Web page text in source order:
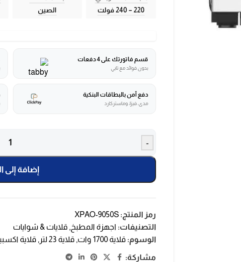
220 – 240 فولت الصين
قسم فاتورتك على 4 دفعات
بدون فوائد مع تابي
دفع آمن بالبطاقات البنكية
مدى، فيزا، وماستركارد
-
إضافة إلى
رمز المنتج: XPAO-9050S
التصنيفات: اجهزة المطبخ , قلايات & شوايات
الوسوم: قلاية 1700 وات , قلاية 23 لتر , قلاية
مشاركة: